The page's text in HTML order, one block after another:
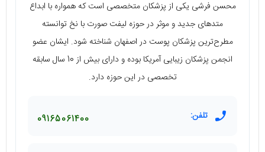
محسن فرشی یکی از پزشکان متخصصی است که همواره با ابداع
متدهای جدید و موثر در حوزه لیفت صورت با نخ توانسته
مطرح‌ترین پزشکان پوست در اصفهان شناخته شود. ایشان عضو
انجمن پزشکان زیبایی آمریکا بوده و دارای بیش از 10 سال سابقه
تخصصی در این حوزه دارد.
تلفن: 09165061400